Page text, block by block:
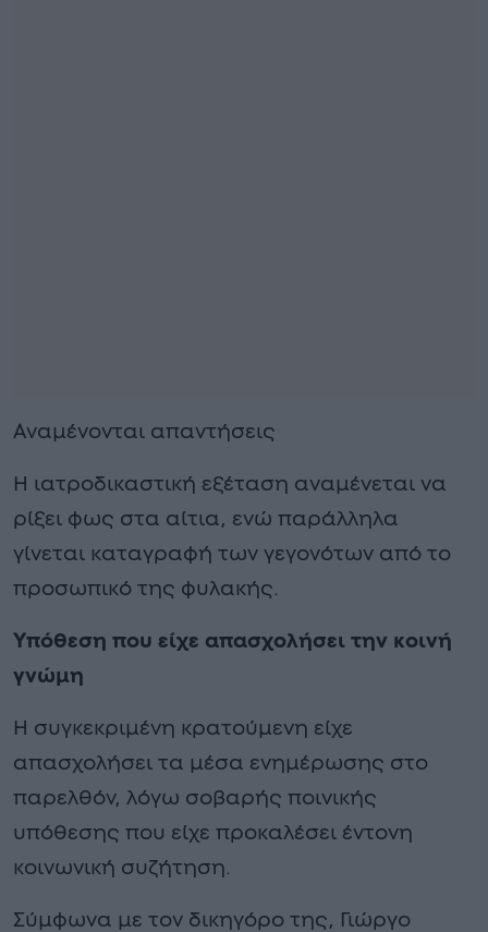
Αναμένονται απαντήσεις
Η ιατροδικαστική εξέταση αναμένεται να
ρίξει φως στα αίτια, ενώ παράλληλα
γίνεται καταγραφή των γεγονότων από το
προσωπικό της φυλακής.
Υπόθεση που είχε απασχολήσει την κοινή
γνώμη
Η συγκεκριμένη κρατούμενη είχε
απασχολήσει τα μέσα ενημέρωσης στο
παρελθόν, λόγω σοβαρής ποινικής
υπόθεσης που είχε προκαλέσει έντονη
κοινωνική συζήτηση.
Σύμφωνα με τον δικηγόρο της, Γιώργο